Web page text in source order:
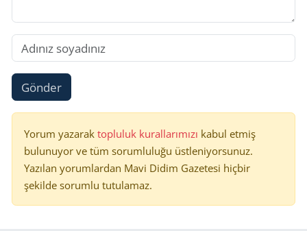
Gönder
Yorum yazarak topluluk kurallarımızı kabul etmiş
bulunuyor ve tüm sorumluluğu üstleniyorsunuz.
Yazılan yorumlardan Mavi Didim Gazetesi hiçbir
şekilde sorumlu tutulamaz.